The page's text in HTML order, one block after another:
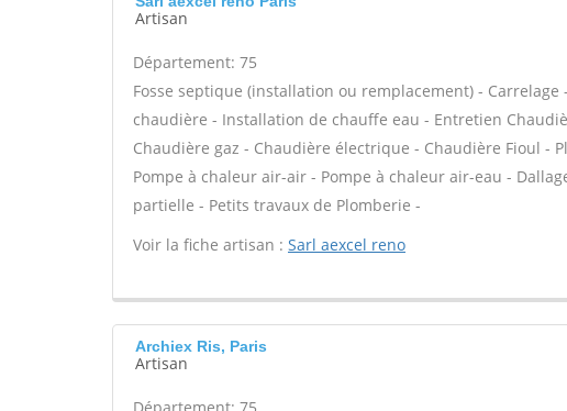
Artisan
Département: 75
Fosse septique (installation ou remplacement) -
chaudière - Installation de chauffe eau - Entretien
Chaudière gaz - Chaudière électrique - Chaudière Fioul -
Pompe à chaleur air-air - Pompe à chaleur air-eau -
partielle - Petits travaux de Plomberie -
Voir la fiche artisan : Sarl aexcel reno
Archiex Ris, Paris
Artisan